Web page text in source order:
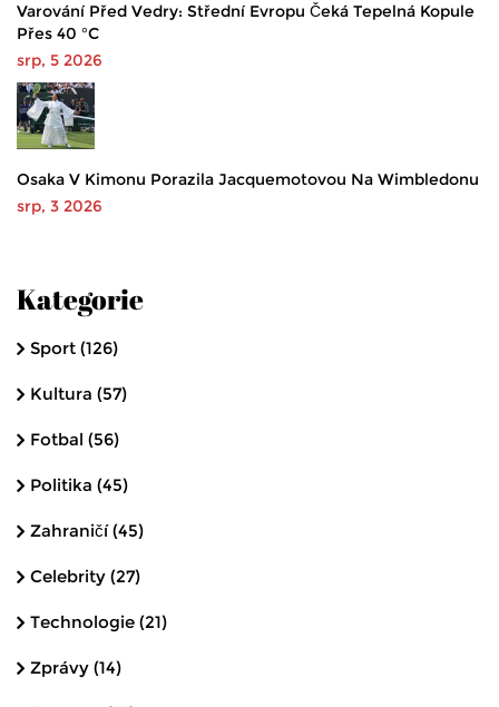
Varování Před Vedry: Střední Evropu Čeká Tepelná Kopule
Přes 40 °C
srp, 5 2026
Osaka V Kimonu Porazila Jacquemotovou Na Wimbledonu
srp, 3 2026
Kategorie
Sport (126)
Kultura (57)
Fotbal (56)
Politika (45)
Zahraničí(45)
Celebrity (27)
Technologie (21)
Zprávy (14)